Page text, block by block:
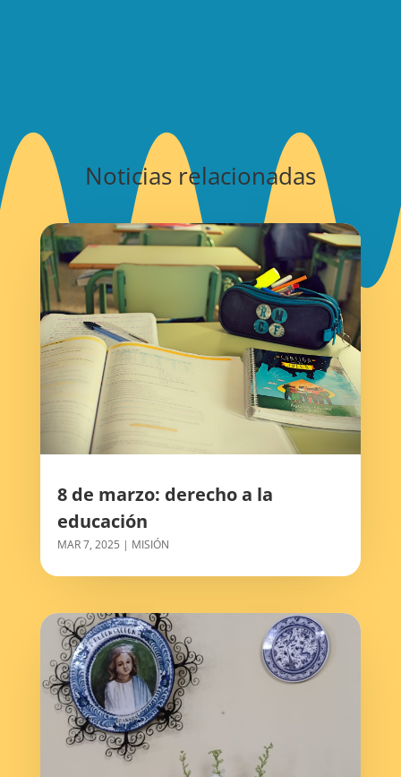
Noticias relacionadas
8 de marzo: derecho a la
educación
MAR 7, 2025 | MISIÓN